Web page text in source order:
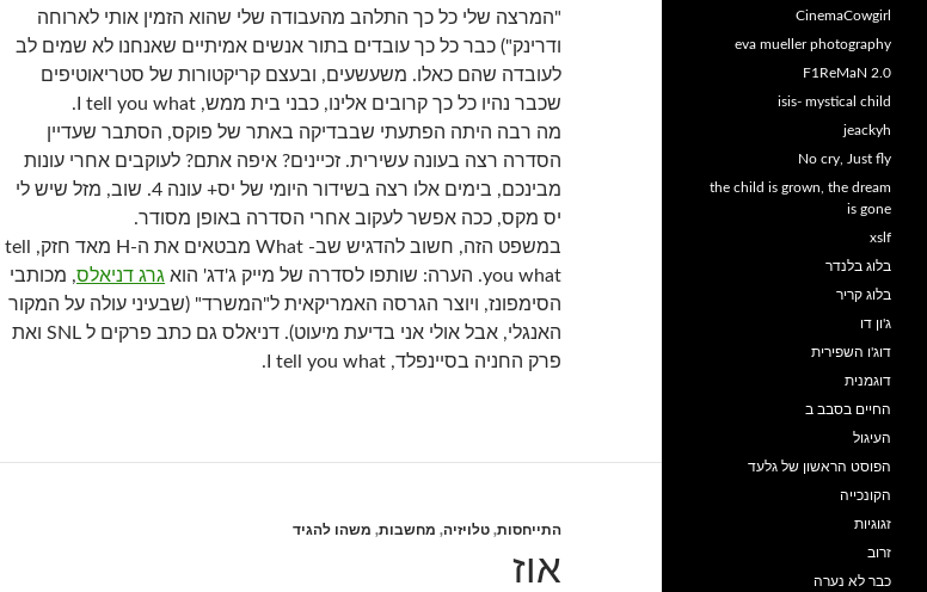
"המרצה שלי כל כך התלהב מהעבודה שלי שהוא הזמין אותי לארוחה
ודרינק") כבר כל כך עובדים בתור אנשים אמיתיים שאנחנו לא שמים לב
לעובדה שהם כאלו. משעשעים, ובעצם קריקטורות של סטריאוטיפים
שכבר נהיו כל כך קרובים אלינו, כבני בית ממש, I tell you what.
מה רבה היתה הפתעתי שבבדיקה באתר של פוקס, הסתבר שעדיין
הסדרה רצה בעונה עשירית. זכיינים? איפה אתם? לעוקבים אחרי עונות
מבינכם, בימים אלו רצה בשידור היומי של יס+ עונה 4. שוב, מזל שיש לי
יס מקס, ככה אפשר לעקוב אחרי הסדרה באופן מסודר.
במשפט הזה, חשוב להדגיש שב- What מבטאים את ה-H מאד חזק, I tell
you what. הערה: שותפו לסדרה של מייק ג'דג' הוא
גרג דניאלס, מכותבי
הסימפונז, ויוצר הגרסה האמריקאית ל"המשרד" (שבעיני עולה על המקור
האנגלי, אבל אולי אני בדיעת מיעוט). דניאלס גם כתב פרקים ל SNL ואת
פרק החניה בסיינפלד, I tell you what.
התייחסות, טלויזיה, מחשבות, משהו להגיד
אוז
CinemaCowgirl
eva mueller photography
F1ReMaN 2.0
isis- mystical child
jeackyh
No cry, Just fly
the child is grown, the dream
is gone
xslf
בלוג בלנדר
בלוג קריר
ג'ון דו
דוג'ו השפירית
דוגמנית
החיים בסבב ב
העיגול
הפוסט הראשון של גלעד
הקונכייה
זגוגיות
זרוב
כבר לא נערה